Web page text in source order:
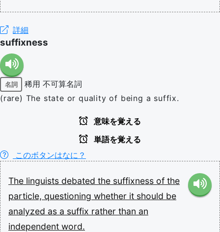
詳細
suffixness
名詞 稀用 不可算名詞
(rare) The state or quality of being a suffix.
意味を覚える
単語を覚える
このボタンはなに？
The linguists debated the suffixness of the
particle, questioning whether it should be
analyzed as a suffix rather than an
independent word.